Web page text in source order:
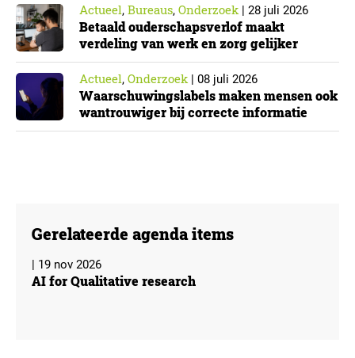
Actueel, Bureaus, Onderzoek| 28 juli 2026
Betaald ouderschapsverlof maakt
verdeling van werk en zorg gelijker
Actueel, Onderzoek| 08 juli 2026
Waarschuwingslabels maken mensen ook
wantrouwiger bij correcte informatie
Gerelateerde agenda items
| 19 nov 2026
AI for Qualitative research